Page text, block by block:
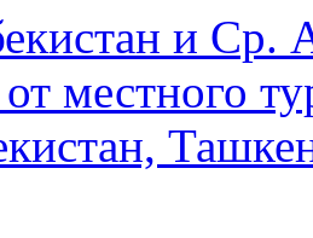
и Ср.
местного